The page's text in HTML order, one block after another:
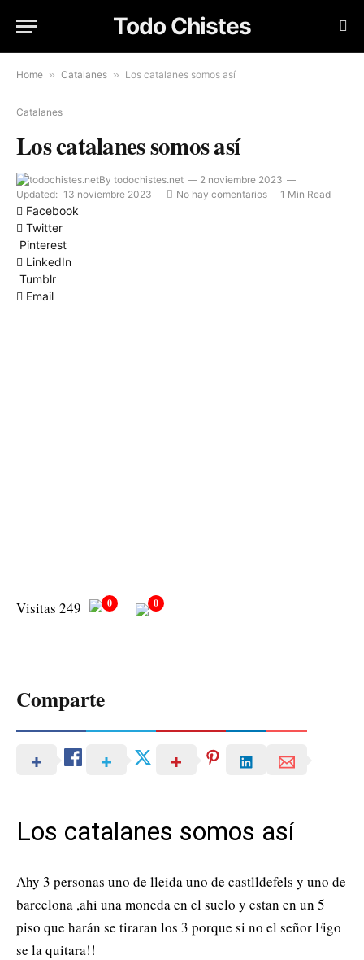
Todo Chistes
Home » Catalanes » Los catalanes somos así
Catalanes
Los catalanes somos así
By todochistes.net
2 noviembre 2023
Updated: 13 noviembre 2023 No hay comentarios 1 Min Read
Facebook
Twitter
Pinterest
LinkedIn
Tumblr
Email
Visitas 249 0 0
Comparte
Los catalanes somos así
Ahy 3 personas uno de lleida uno de castlldefels y uno de
barcelona ,ahi una moneda en el suelo y estan en un 5
piso que harán se tiraran los 3 porque si no el señor Figo
se la quitara!!